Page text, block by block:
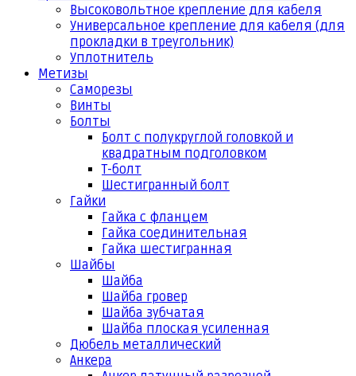
Высоковольтное крепление для кабеля
Универсальное крепление для кабеля (для
прокладки в треугольник)
Уплотнитель
Метизы
Саморезы
Винты
Болты
Болт с полукруглой головкой и
квадратным подголовком
Т-болт
Шестигранный болт
Гайки
Гайка с фланцем
Гайка соединительная
Гайка шестигранная
Шайбы
Шайба
Шайба гровер
Шайба зубчатая
Шайба плоская усиленная
Дюбель металлический
Анкера